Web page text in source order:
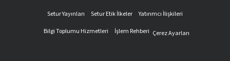
Setur Yayınları
Setur Etik İlkeler
Yatırımcı İlişkileri
Bilgi Toplumu Hizmetleri
İşlem Rehberi Çerez Ayarları